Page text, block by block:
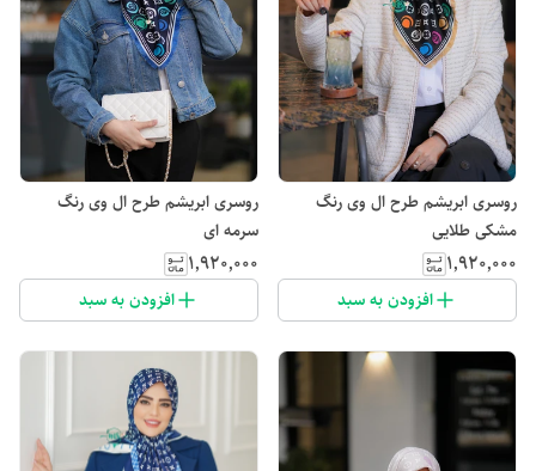
روسری ابریشم طرح ال وی رنگ
مشکی طلایی
۱٬۹۲۰٬۰۰۰
افزودن به سبد
روسری ابریشم طرح ال وی رنگ
سرمه ای
۱٬۹۲۰٬۰۰۰
افزودن به سبد